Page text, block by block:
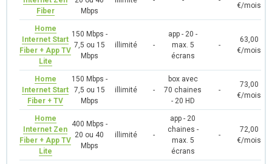
Fiber
Mbps
€/mois
Home
Internet Start
Fiber + App TV
Lite
150 Mbps -
7,5 ou 15
Mbps
illimité -
app - 20 -
max. 5
écrans
-
63,00
€/mois
Home
Internet Start
Fiber + TV
150 Mbps -
7,5 ou 15
Mbps
illimité -
box avec
70 chaines
- 20 HD
-
73,00
€/mois
Home
Internet Zen
Fiber + App TV
Lite
400 Mbps -
20 ou 40
Mbps
illimité -
app - 20
chaines -
max. 5
écrans
-
72,00
€/mois